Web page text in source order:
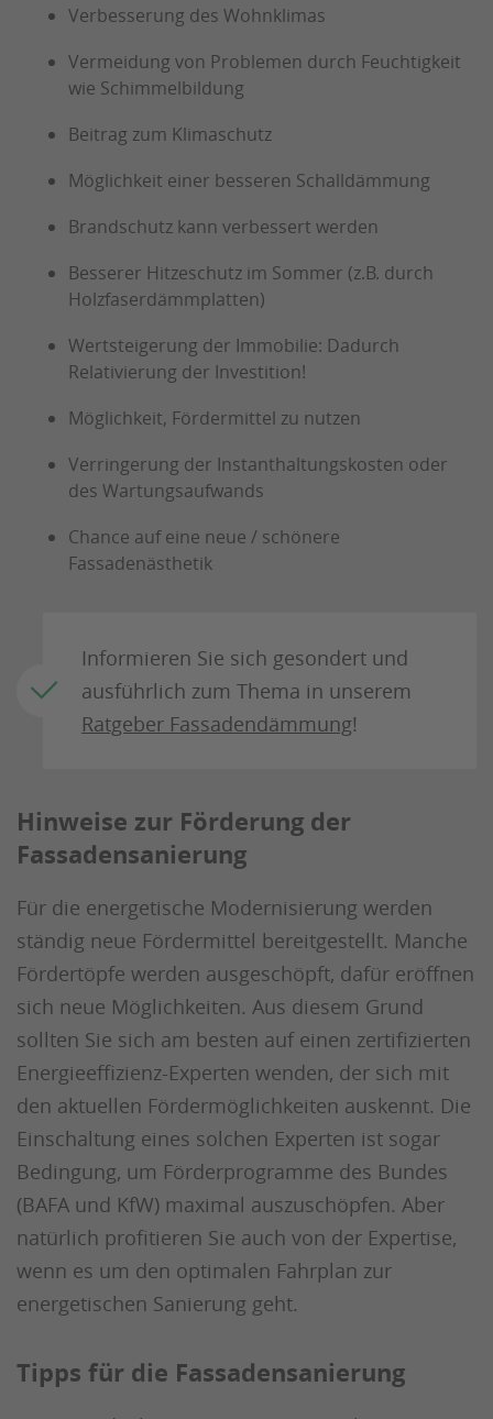
Verbesserung des Wohnklimas
Vermeidung von Problemen durch Feuchtigkeit
wie Schimmelbildung
Beitrag zum Klimaschutz
Möglichkeit einer besseren Schalldämmung
Brandschutz kann verbessert werden
Besserer Hitzeschutz im Sommer (z.B. durch
Holzfaserdämmplatten)
Wertsteigerung der Immobilie: Dadurch
Relativierung der Investition!
Möglichkeit, Fördermittel zu nutzen
Verringerung der Instanthaltungskosten oder
des Wartungsaufwands
Chance auf eine neue / schönere
Fassadenästhetik
Informieren Sie sich gesondert und
ausführlich zum Thema in unserem
Ratgeber Fassadendämmung!
Hinweise zur Förderung der
Fassadensanierung
Für die energetische Modernisierung werden
ständig neue Fördermittel bereitgestellt. Manche
Fördertöpfe werden ausgeschöpft, dafür eröffnen
sich neue Möglichkeiten. Aus diesem Grund
sollten Sie sich am besten auf einen zertifizierten
Energieeffizienz-Experten wenden, der sich mit
den aktuellen Fördermöglichkeiten auskennt. Die
Einschaltung eines solchen Experten ist sogar
Bedingung, um Förderprogramme des Bundes
(BAFA und KfW) maximal auszuschöpfen. Aber
natürlich profitieren Sie auch von der Expertise,
wenn es um den optimalen Fahrplan zur
energetischen Sanierung geht.
Tipps für die Fassadensanierung